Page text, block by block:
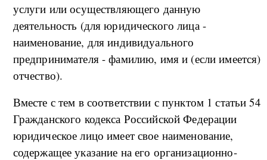
услуги или осуществляющего данную
деятельность (для юридического лица -
наименование, для индивидуального
предпринимателя - фамилию, имя и (если имеется)
отчество).
Вместе с тем в соответствии с пунктом 1 статьи 54
Гражданского кодекса Российской Федерации
юридическое лицо имеет свое наименование,
содержащее указание на его организационно-